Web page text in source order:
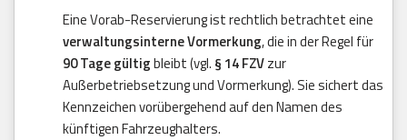
Eine Vorab-Reservierung ist rechtlich betrachtet eine
verwaltungsinterne Vormerkung, die in der Regel für
90 Tage gültigbleibt (vgl. § 14 FZVzur
Außerbetriebsetzung und Vormerkung). Sie sichert das
Kennzeichen vorübergehend auf den Namen des
künftigen Fahrzeughalters.